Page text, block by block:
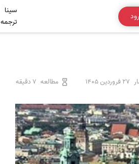
سینا
ترجمه
27 فروردین 1405 مطالعه 7 دقیقه